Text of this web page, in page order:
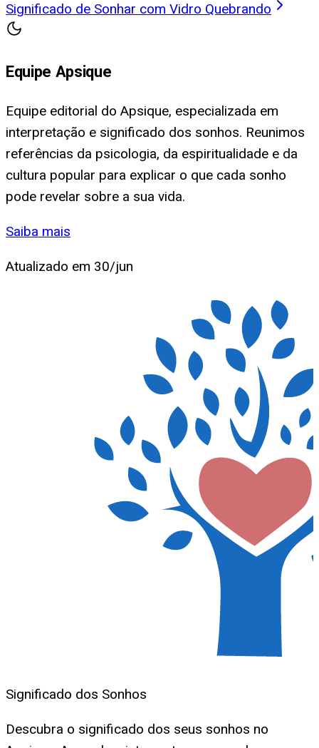
Significado de Sonhar com Vidro Quebrando
Equipe Apsique
Equipe editorial do Apsique, especializada em
interpretação e significado dos sonhos. Reunimos
referências da psicologia, da espiritualidade e da
cultura popular para explicar o que cada sonho
pode revelar sobre a sua vida.
Saiba mais
Atualizado em 30/jun
Significado dos Sonhos
Descubra o significado dos seus sonhos no